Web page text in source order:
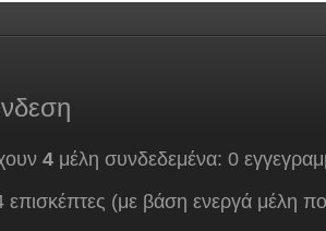
4μέλη συνδεδεμένα: 0
(με βάση ενεργά μέλη